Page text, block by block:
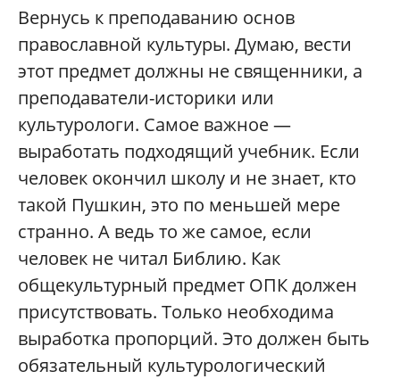
Вернусь к преподаванию основ
православной культуры. Думаю, вести
этот предмет должны не священники, а
преподаватели-историки или
культурологи. Самое важное —
выработать подходящий учебник. Если
человек окончил школу и не знает, кто
такой Пушкин, это по меньшей мере
странно. А ведь то же самое, если
человек не читал Библию. Как
общекультурный предмет ОПК должен
присутствовать. Только необходима
выработка пропорций. Это должен быть
обязательный культурологический